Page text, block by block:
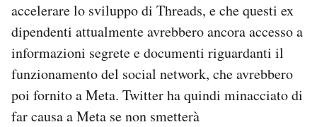
accelerare lo sviluppo di Threads, e che questi ex
dipendenti attualmente avrebbero ancora accesso a
informazioni segrete e documenti riguardanti il
funzionamento del social network, che avrebbero
poi fornito a Meta. Twitter ha quindi minacciato di
far causa a Meta se non smetterà